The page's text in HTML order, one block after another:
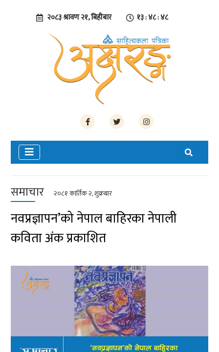
२०८३ श्रावण २१, बिहीबार १३ : ४८ : ४९
समाचार २०८१ कार्तिक २, शुक्रबार
नवप्रज्ञापन’को नेपाल बाहिरका नेपाली
कविता अंक प्रकाशित